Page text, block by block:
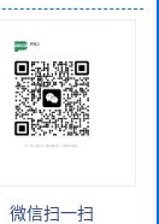
微信扫一扫